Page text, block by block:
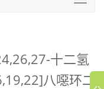
十二氢
八噁环二